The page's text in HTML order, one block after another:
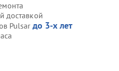
доставкой
Pulsar до 3-х лет